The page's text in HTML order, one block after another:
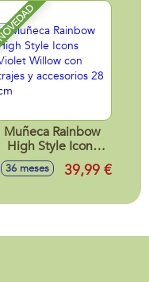
Muñeca Rainbow
High Style Icons
Violet Willow con
trajes y accesorios
36 meses 39,99 €